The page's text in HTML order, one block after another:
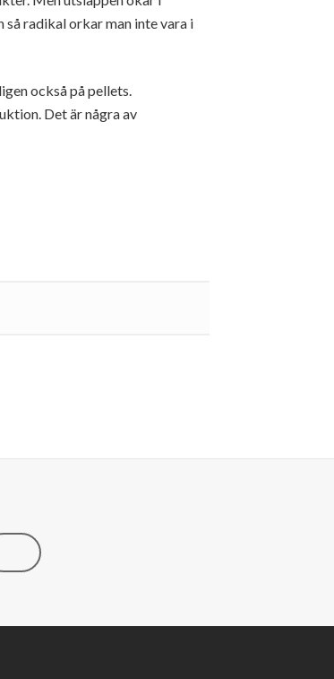
radikal orkar man inte vara i
också på pellets.
Det är några av